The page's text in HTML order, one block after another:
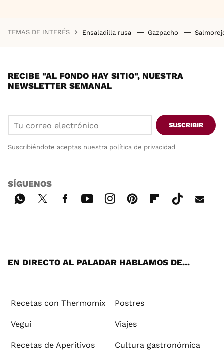
TEMAS DE INTERÉS Ensaladilla rusa Gazpacho
RECIBE "AL FONDO HAY SITIO", NUESTRA
NEWSLETTER SEMANAL
SUSCRIBIR
Suscribiéndote aceptas nuestra política de privacidad
SÍGUENOS
EN DIRECTO AL PALADAR HABLAMOS DE...
Recetas con Thermomix Postres
Vegui Viajes
Recetas de Aperitivos Cultura gastronómica